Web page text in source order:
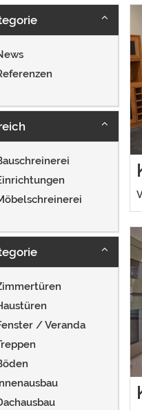
/ Veranda